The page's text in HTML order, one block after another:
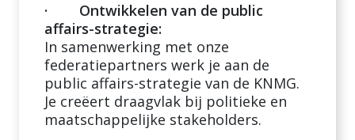
· Ontwikkelen van de public
affairs-strategie:
In samenwerking met onze
federatiepartners werk je aan de
public affairs-strategie van de KNMG.
Je creëert draagvlak bij politieke en
maatschappelijke stakeholders.